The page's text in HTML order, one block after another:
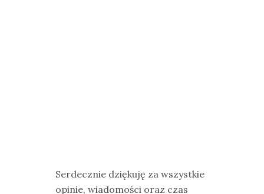
Serdecznie dziękuję za wszystkie
opinie, wiadomości oraz czas